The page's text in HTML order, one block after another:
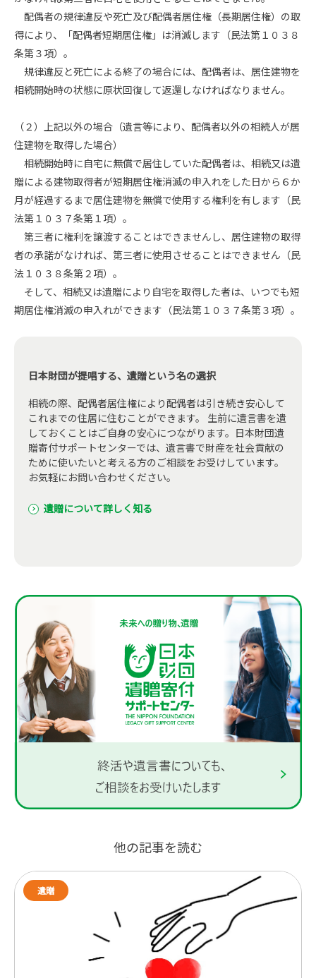
配偶者の規律違反や死亡及び配偶者居住権（長期居住権）の取
得により、「配偶者短期居住権」は消滅します（民法第１０３８
条第３項）。
規律違反と死亡による終了の場合には、配偶者は、居住建物を
相続開始時の状態に原状回復して返還しなければなりません。
（２）上記以外の場合（遺言等により、配偶者以外の相続人が居
住建物を取得した場合）
相続開始時に自宅に無償で居住していた配偶者は、相続又は遺
贈による建物取得者が短期居住権消滅の申入れをした日から６か
月が経過するまで居住建物を無償で使用する権利を有します（民
法第１０３７条第１項）。
第三者に権利を譲渡することはできませんし、居住建物の取得
者の承諾がなければ、第三者に使用させることはできません（民
法１０３８条第２項）。
そして、相続又は遺贈により自宅を取得した者は、いつでも短
期居住権消滅の申入れができます（民法第１０３７条第３項）。
日本財団が提唱する、遺贈という名の選択
相続の際、配偶者居住権により配偶者は引き続き安心して
これまでの住居に住むことができます。 生前に遺言書を遺
しておくことはご自身の安心につながります。日本財団遺
贈寄付サポートセンターでは、遺言書で財産を社会貢献の
ために使いたいと考える方のご相談をお受けしています。
お気軽にお問い合わせください。
遺贈について詳しく知る
他の記事を読む
遺贈